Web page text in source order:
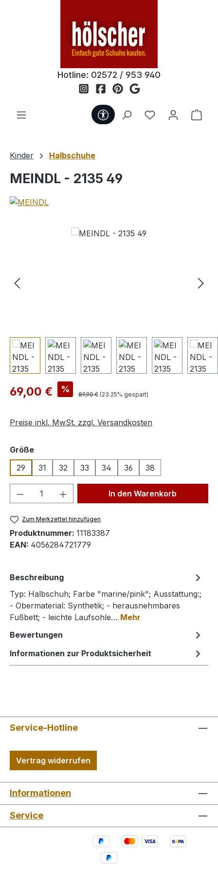
Hotline: 02572 / 953 940
Werkzeugleiste anzeigen
Du hast 0
Kinder Halbschuhe
MEINDL - 2135 49
Bildergalerie überspringen
Verkaufspreis:
69,00 € % Regulärer Preis:
89,90 € (23.25% gespart)
Preise inkl. MwSt. zzgl. Versandkosten
Größeauswählen
29
31 32 33 34 36 38
Produkt Anzahl: Gib denIn den Warenkorb
Zum Merkzettel hinzufügen
Produktnummer: 11183387
EAN: 4056284721779
Beschreibung
Typ: Halbschuh; Farbe "marine/pink"; Ausstattung:;
- Obermaterial: Synthetik; - herausnehmbares
Fußbett; - leichte Laufsohle… Mehr
Bewertungen
Informationen zur Produktsicherheit
Service-Hotline
Vertrag widerrufen
Informationen
Service